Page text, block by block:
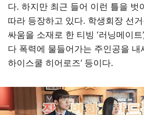
다. 하지만 최근 들어 이런 틀을 벗
따라 등장하고 있다. 학생회장 선
싸움을 소재로 한 티빙 ‘러닝메이트
다 폭력에 물들어가는 주인공을 내
하이스쿨 히어로즈’ 등이다.